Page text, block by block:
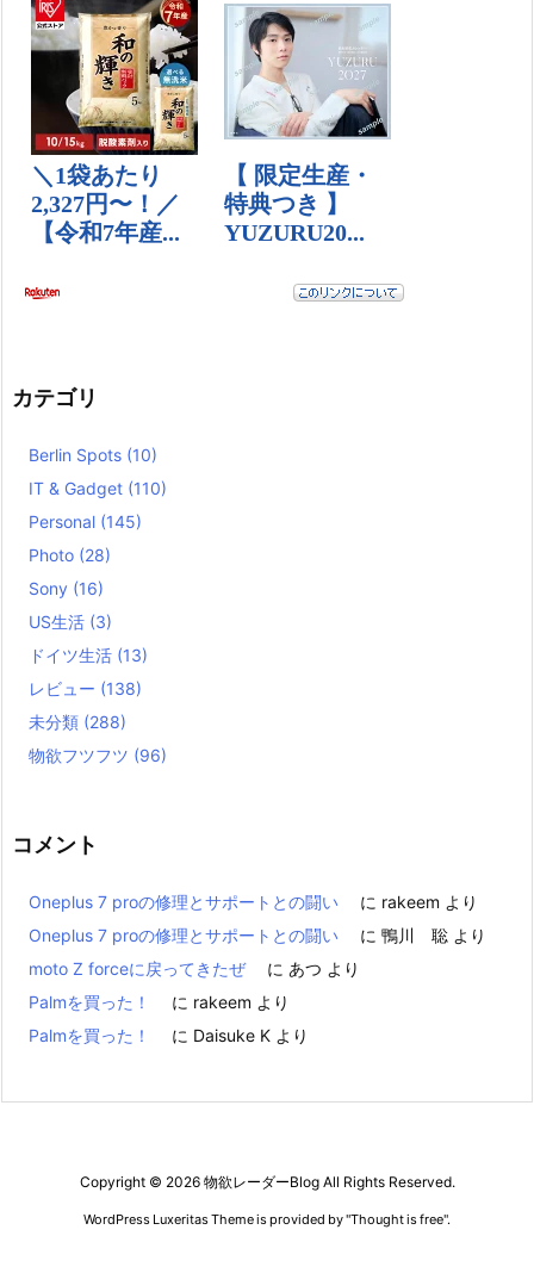
カテゴリ
Berlin Spots (10)
IT & Gadget (110)
Personal (145)
Photo (28)
Sony (16)
US生活 (3)
ドイツ生活 (13)
レビュー (138)
未分類 (288)
物欲フツフツ (96)
コメント
Oneplus 7 proの修理とサポートとの闘い に rakeem より
Oneplus 7 proの修理とサポートとの闘い
に 鴨川 聡 より
moto Z forceに戻ってきたぜ
に あつ より
Palmを買った！
に rakeem より
Palmを買った！
に Daisuke K より
Copyright © 2026 物欲レーダーBlogAll Rights Reserved.
WordPress Luxeritas Theme is provided by "Thought is free".